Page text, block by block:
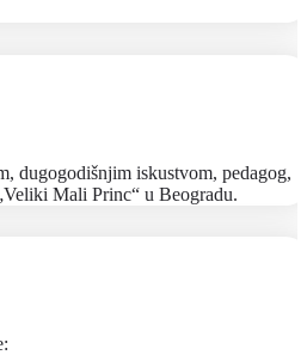
dugogodišnjim iskustvom, pedagog,
Mali Princ“ u Beogradu.